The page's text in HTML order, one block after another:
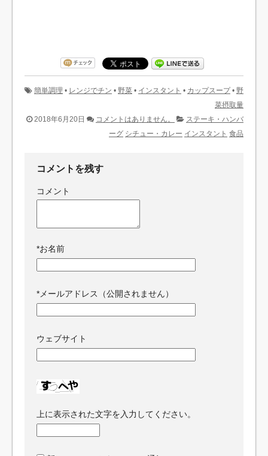
簡単調理 • レンジでチン • 野菜 • インスタント • カップスープ• 野
菜摂取量
2018年6月20日
コメントはありません。
ステーキ・ハンバ
ーグ シチュー・カレー インスタント 食品
コメントを残す
コメント
*お名前
*メールアドレス（公開されません）
ウェブサイト
上に表示された文字を入力してください。